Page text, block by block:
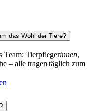
das Wohl der Tiere?
Team: Tierpflegerinnen,
– alle tragen täglich zum